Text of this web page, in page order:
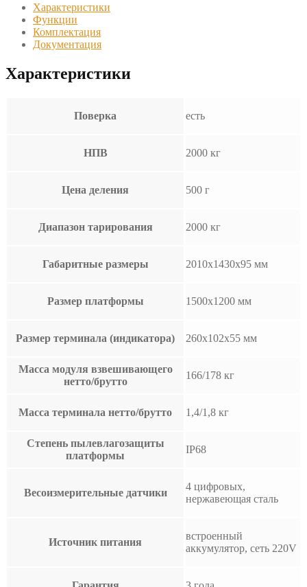
Характеристики
Функции
Комплектация
Документация
Характеристики
Поверка есть
НПВ 2000 кг
Цена деления 500 г
Диапазон тарирования 2000 кг
Габаритные размеры 2010х1430х95 мм
Размер платформы 1500х1200 мм
Размер терминала (индикатора) 260x102x55 мм
Масса модуля взвешивающего
нетто/брутто
166/178 кг
Масса терминала нетто/брутто 1,4/1,8 кг
Степень пылевлагозащиты
платформы
IP68
Весоизмерительные датчики
4 цифровых,
нержавеющая сталь
Источник питания
встроенный
аккумулятор, сеть 220V